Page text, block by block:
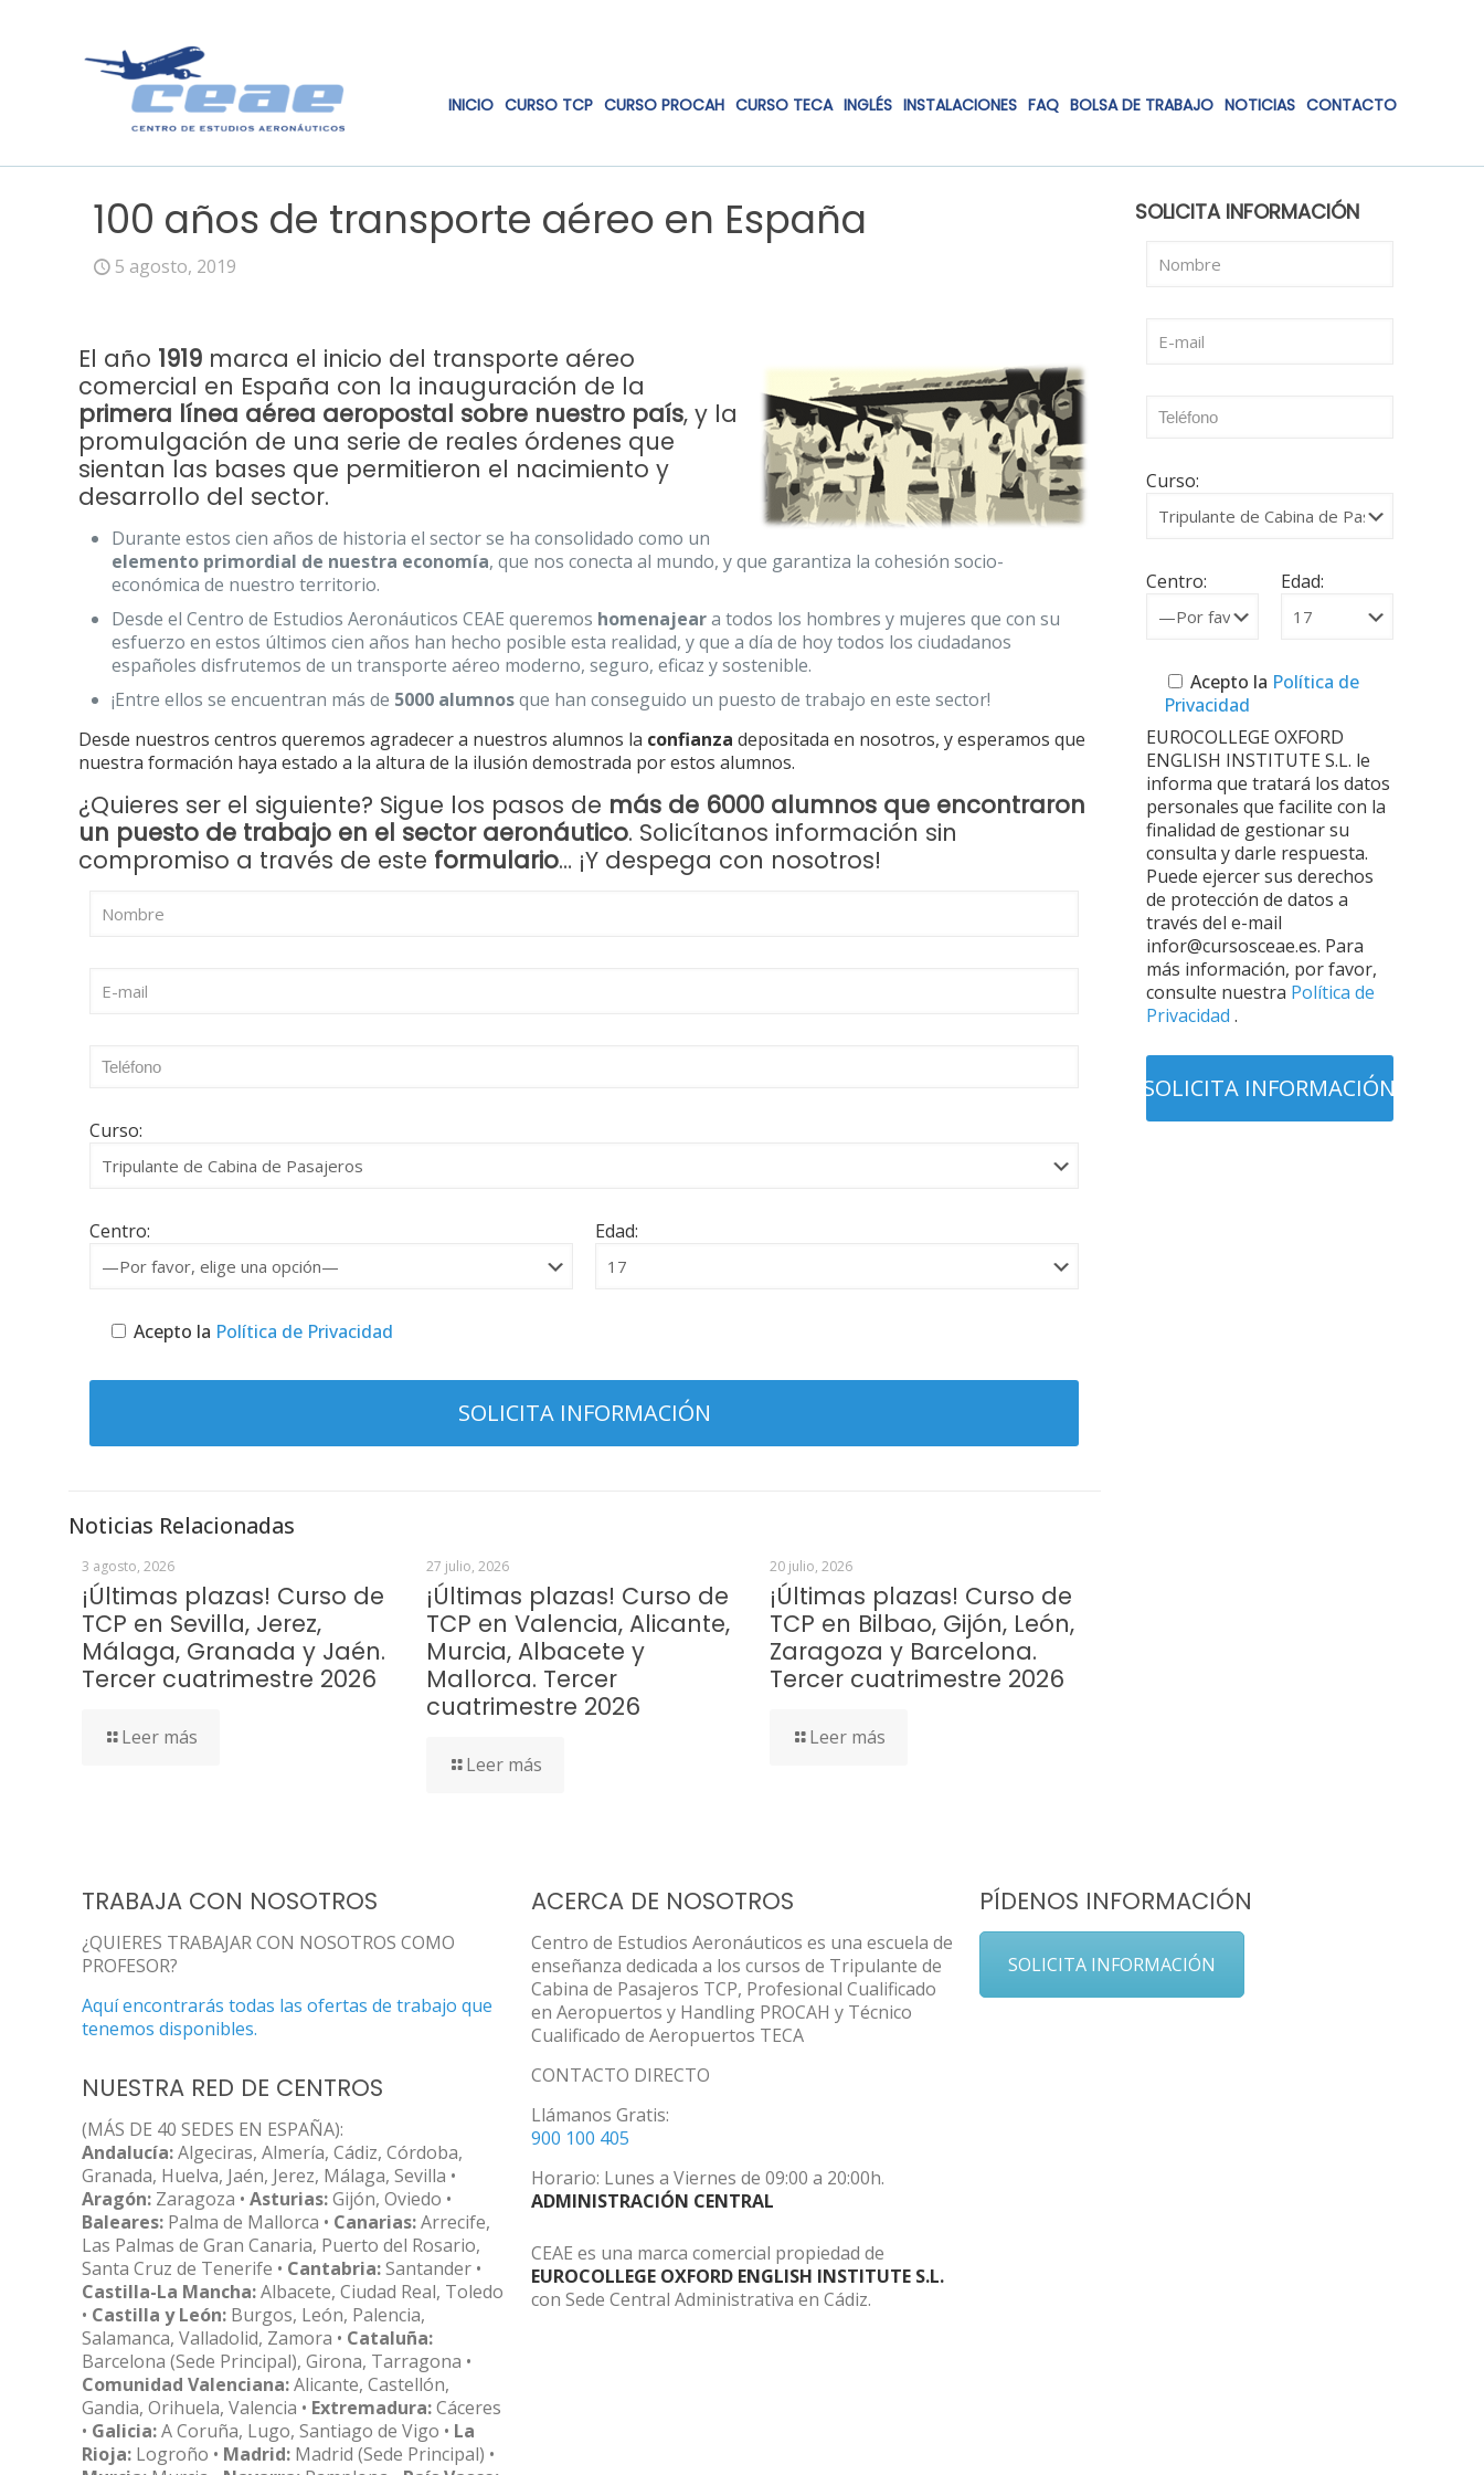
INICIO CURSO TCP CURSO PROCAH CURSO TECA INGLÉS INSTALACIONES FAQ BOLSA DE TRABAJO NOTICIAS CONTACTO
100 años de transporte aéreo en España
5 agosto, 2019
El año 1919 marca el inicio del transporte aéreo
comercial en España con la inauguración de la
primera línea aérea aeropostal sobre nuestro país, y la
promulgación de una serie de reales órdenes que
sientan las bases que permitieron el nacimiento y
desarrollo del sector.
Durante estos cien años de historia el sector se ha consolidado como un
elemento primordial de nuestra economía, que nos conecta al mundo, y que garantiza la cohesión socio-
económica de nuestro territorio.
Desde el Centro de Estudios Aeronáuticos CEAE queremos homenajeara todos los hombres y mujeres que con su
esfuerzo en estos últimos cien años han hecho posible esta realidad, y que a día de hoy todos los ciudadanos
españoles disfrutemos de un transporte aéreo moderno, seguro, eficaz y sostenible.
¡Entre ellos se encuentran más de 5000 alumnosque han conseguido un puesto de trabajo en este sector!
Desde nuestros centros queremos agradecer a nuestros alumnos la confianza depositada en nosotros, y esperamos que
nuestra formación haya estado a la altura de la ilusión demostrada por estos alumnos.
¿Quieres ser el siguiente? Sigue los pasos de más de 6000 alumnos que encontraron
un puesto de trabajo en el sector aeronáutico. Solicítanos información sin
compromiso a través de este formulario… ¡Y despega con nosotros!
Curso:
Centro: Edad:
Acepto la Política de Privacidad
Noticias Relacionadas
3 agosto, 2026
¡Últimas plazas! Curso de
TCP en Sevilla, Jerez,
Málaga, Granada y Jaén.
Tercer cuatrimestre 2026
Leer más
27 julio, 2026
¡Últimas plazas! Curso de
TCP en Valencia, Alicante,
Murcia, Albacete y
Mallorca. Tercer
cuatrimestre 2026
Leer más
20 julio, 2026
¡Últimas plazas! Curso de
TCP en Bilbao, Gijón, León,
Zaragoza y Barcelona.
Tercer cuatrimestre 2026
Leer más
SOLICITA INFORMACIÓN
Curso:
Centro: Edad:
Acepto la Política de
Privacidad
EUROCOLLEGE OXFORD
ENGLISH INSTITUTE S.L. le
informa que tratará los datos
personales que facilite con la
finalidad de gestionar su
consulta y darle respuesta.
Puede ejercer sus derechos
de protección de datos a
través del e-mail
infor@cursosceae.es. Para
más información, por favor,
consulte nuestra Política de
Privacidad .
TRABAJA CON NOSOTROS
¿QUIERES TRABAJAR CON NOSOTROS COMO
PROFESOR?
Aquí encontrarás todas las ofertas de trabajo que
tenemos disponibles.
NUESTRA RED DE CENTROS
(MÁS DE 40 SEDES EN ESPAÑA):
Andalucía:Algeciras, Almería, Cádiz, Córdoba,
Granada, Huelva, Jaén, Jerez, Málaga, Sevilla •
Aragón: Zaragoza • Asturias:Gijón, Oviedo •
Baleares: Palma de Mallorca • Canarias:Arrecife,
Las Palmas de Gran Canaria, Puerto del Rosario,
Santa Cruz de Tenerife • Cantabria:Santander •
Castilla-La Mancha:Albacete, Ciudad Real, Toledo
• Castilla y León: Burgos, León, Palencia,
Salamanca, Valladolid, Zamora • Cataluña:
Barcelona (Sede Principal), Girona, Tarragona •
Comunidad Valenciana:Alicante, Castellón,
Gandia, Orihuela, Valencia • Extremadura:Cáceres
• Galicia:A Coruña, Lugo, Santiago de Vigo • La
Rioja: Logroño • Madrid: Madrid (Sede Principal) •
ACERCA DE NOSOTROS
Centro de Estudios Aeronáuticos es una escuela de
enseñanza dedicada a los cursos de Tripulante de
Cabina de Pasajeros TCP, Profesional Cualificado
en Aeropuertos y Handling PROCAH y Técnico
Cualificado de Aeropuertos TECA
CONTACTO DIRECTO
Llámanos Gratis:
900 100 405
Horario: Lunes a Viernes de 09:00 a 20:00h.
ADMINISTRACIÓN CENTRAL
CEAE es una marca comercial propiedad de
EUROCOLLEGE OXFORD ENGLISH INSTITUTE S.L.
con Sede Central Administrativa en Cádiz.
PÍDENOS INFORMACIÓN
SOLICITA INFORMACIÓN